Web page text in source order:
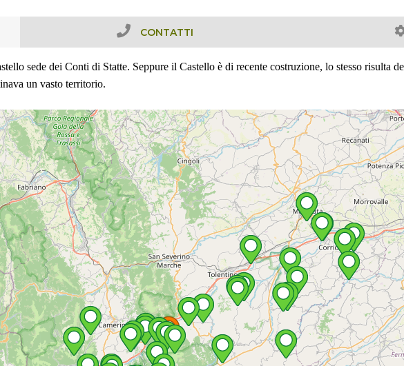
CONTATTI
sede dei Conti di Statte. Seppure il Castello è di recente costruzione, lo stesso risulta
un vasto territorio.